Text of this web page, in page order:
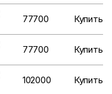
77700 Купить
77700 Купить
102000 Купить